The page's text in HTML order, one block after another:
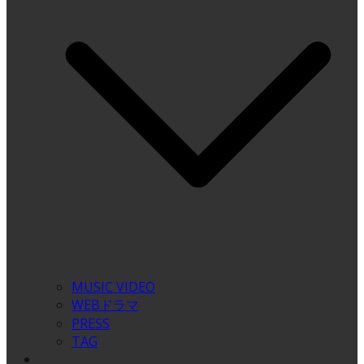
MUSIC VIDEO
WEBドラマ
PRESS
TAG